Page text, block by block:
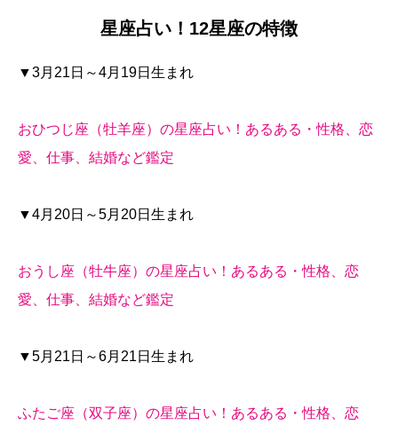
星座占い！12星座の特徴
▼3月21日～4月19日生まれ
おひつじ座（牡羊座）の星座占い！あるある・性格、恋
愛、仕事、結婚など鑑定
▼4月20日～5月20日生まれ
おうし座（牡牛座）の星座占い！あるある・性格、恋
愛、仕事、結婚など鑑定
▼5月21日～6月21日生まれ
ふたご座（双子座）の星座占い！あるある・性格、恋